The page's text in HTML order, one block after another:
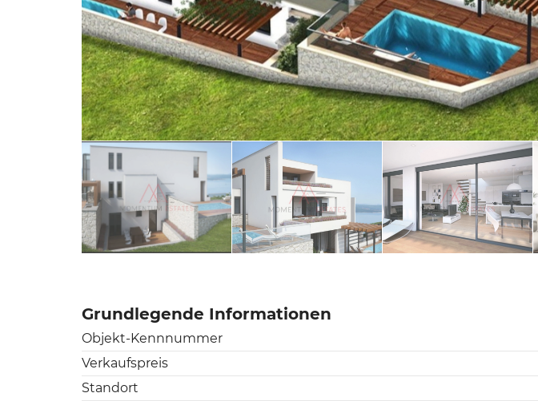
Grundlegende Informationen
Objekt-Kennnummer
Verkaufspreis
Standort